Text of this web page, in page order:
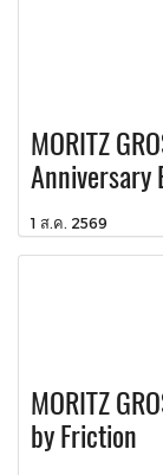
MORITZ
Anniversary
1 ส.ค. 2569
MORITZ
by Friction